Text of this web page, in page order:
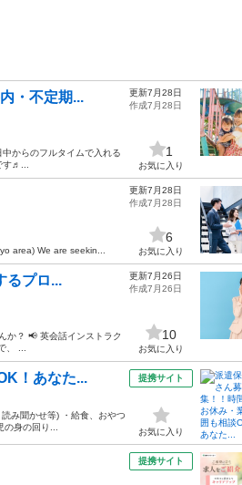
・不定期...
からのフルタイムで入れる
す♬...
更新7月28日
作成7月28日
1
お気に入り
area) We are seekin...
更新7月28日
作成7月28日
6
お気に入り
るプロ...
か？ 📢 英会話インストラク
、 ...
更新7月26日
作成7月26日
10
お気に入り
！あなた...
み聞かせ等) ・給食、おやつ
身の回り...
提携サイト
お気に入り
提携サイト